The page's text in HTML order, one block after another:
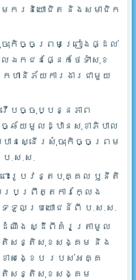
ករនិយោជិត និងសមាជិក
ចុះកិច្ចព្រមព្រៀងផ្ដល់
ាលឯកជនផ្នែកថែទាំសុខ
កហានិភ័យការងារជាមួយ
វើបច្ចុប្បន្នភាព
ឆ័យមួលដ្ឋានសុខាភិបាល
ានស្នើរសុំចុះកិច្ចព្រម
ប.ស.ស.
ពោះរូបវន្តបុគ្គល ឫនីតិ
ប្រព្រឹត្តការក្លែង
ទួលប្រយោជន៍ពី ប.ស.ស.
ណឹង ស្ដីពីគំរូត្រាមូល
ាតិសន្តិសុខសង្គម និង
ាសង្ខេប របស់អគ្គ
ជាតិសន្តិសុខសង្គម